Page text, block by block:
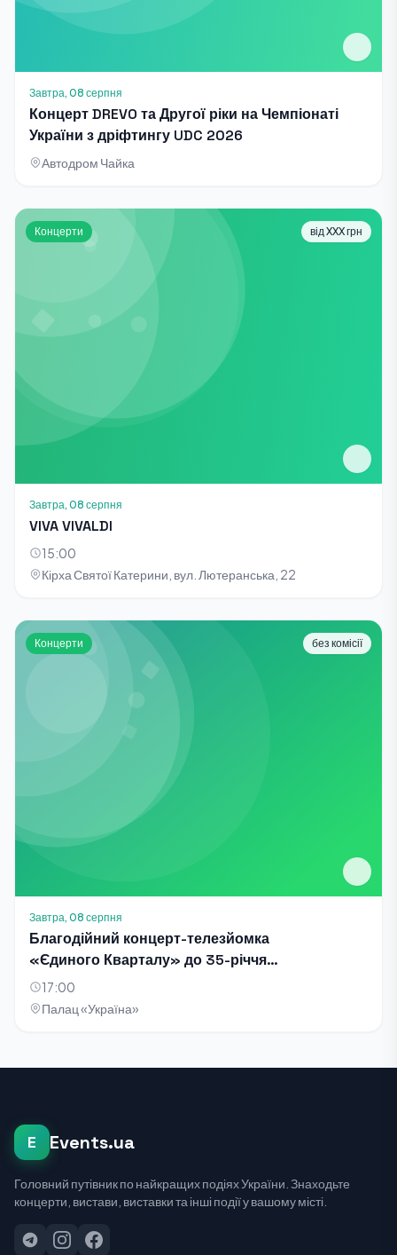
Завтра, 08 серпня
Концерт DREVO та Другої ріки на Чемпіонаті
України з дріфтингу UDC 2026
Автодром Чайка
Концерти від XXX грн
Завтра, 08 серпня
VIVA VIVALDI
15:00
Кірха Святої Катерини, вул. Лютеранська, 22
Концерти без комісії
Завтра, 08 серпня
Благодійний концерт-телезйомка
«Єдиного Кварталу» до 35-річчя
Незалежності України
17:00
Палац «Україна»
E Events.ua
Головний путівник по найкращих подіях України. Знаходьте
концерти, вистави, виставки та інші події у вашому місті.